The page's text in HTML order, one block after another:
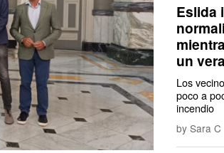
Eslida
un
Los
poco a
incendio
bySara C